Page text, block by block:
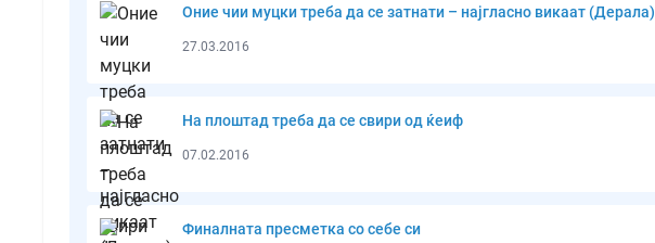
Оние чии муцки треба да се затнати – најгласно викаат (Дерала)
27.03.2016
На плоштад треба да се свири од ќеиф
07.02.2016
Финалната пресметка со себе си